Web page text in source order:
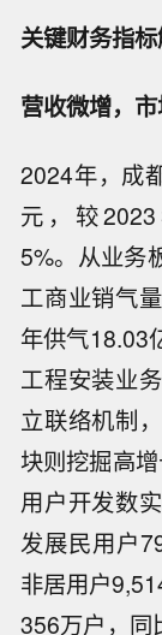
关键财务指
营收微增，
2024年，成
元，较
5%。从业务
工商业销气
年供气18.03
工程安装业
立联络机制
块则挖掘高
用户开发数
发展民用户
非居用户
356万户，同